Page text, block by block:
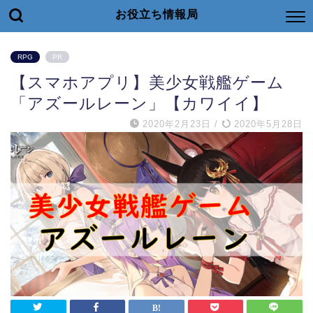
お役立ち情報局
RPG PR
【スマホアプリ】美少女戦艦ゲーム
「アズールレーン」【カワイイ】
2020年2月23日 / 2020年5月28日